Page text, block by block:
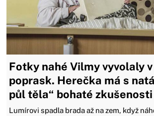
Fotky nahé Vilmy vyvolaly
poprask. Herečka má s
půl těla“ bohaté zkušenosti
Lumírovi spadla brada až na zem, když